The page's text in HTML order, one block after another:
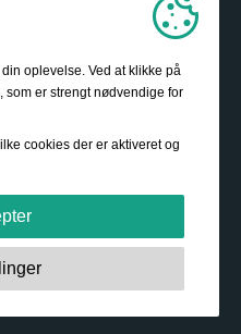
oplevelse. Ved at klikke på
som er strengt nødvendige for
cookies der er aktiveret og
cookies er essentielle for at
såsom navigation,